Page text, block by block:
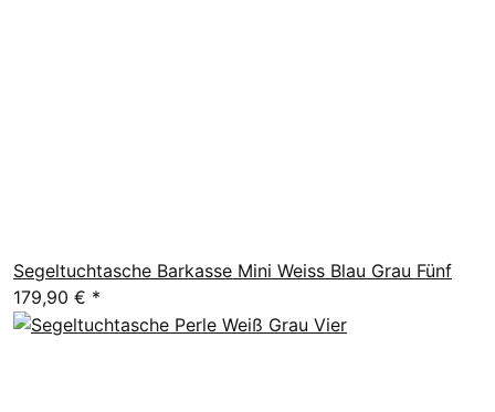
Segeltuchtasche Barkasse Mini Weiss Blau Grau Fünf
179,90 € *